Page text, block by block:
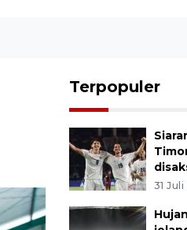
Terpopuler
31 Juli